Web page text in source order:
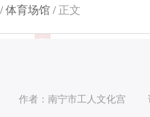
/体育场馆 / 正文
作者：南宁市工人文化宫